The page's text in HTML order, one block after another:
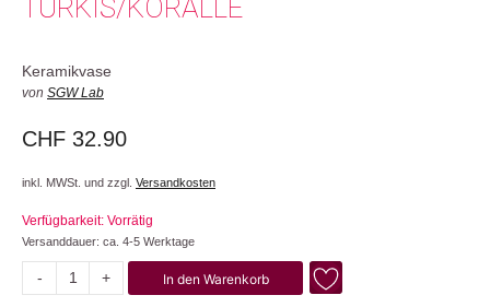
TÜRKIS/KORALLE
Keramikvase
von SGW Lab
CHF 32.90
inkl. MWSt. und zzgl. Versandkosten
Verfügbarkeit: Vorrätig
Versanddauer: ca. 4-5 Werktage
- + In den Warenkorb